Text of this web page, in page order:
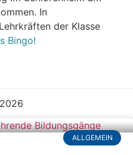
In
der Klasse
Bingo!
ALLGEMEIN